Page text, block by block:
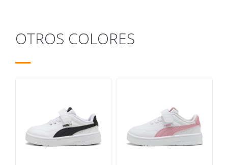
OTROS COLORES